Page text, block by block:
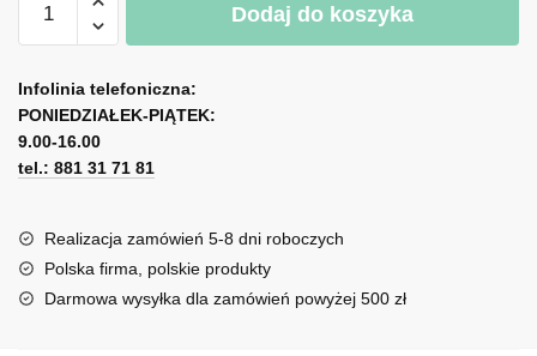
Plakat
ciesz
się
z
małych
Dodaj do koszyka
l
t
e
r
a
t
i
Infolinia telefoniczna:
PONIEDZIAŁEK-PIĄTEK:
9.00-16.00
tel.: 881 31 71 81
Realizacja zamówień 5-8 dni roboczych
Polska firma, polskie produkty
Darmowa wysyłka dla zamówień powyżej 500 zł